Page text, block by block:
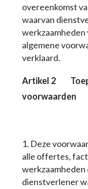
overeenkomst
waarvan
algemene
verklaard.
Artikel 2
voorwaarden
Deze
alle offertes,
werkzaamheden
dienstverlener